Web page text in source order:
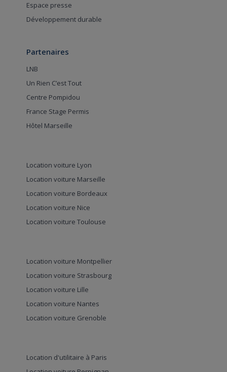
Espace presse
Développement durable
Partenaires
LNB
Un Rien C’est Tout
Centre Pompidou
France Stage Permis
Hôtel Marseille
Location voiture Lyon
Location voiture Marseille
Location voiture Bordeaux
Location voiture Nice
Location voiture Toulouse
Location voiture Montpellier
Location voiture Strasbourg
Location voiture Lille
Location voiture Nantes
Location voiture Grenoble
Location d'utilitaire à Paris